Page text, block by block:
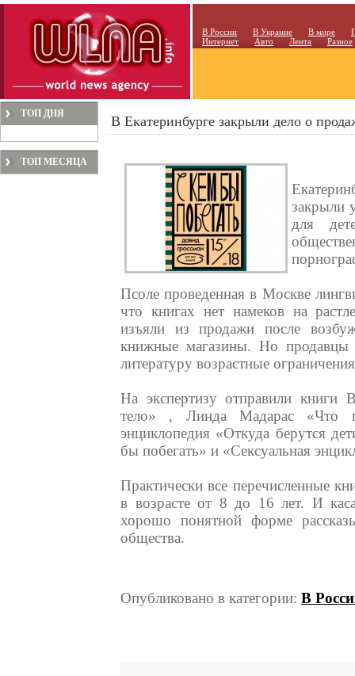
В России В Украине В мире
Интернет
Авто Лента Разное
ТОП ДНЯ
ТОП МЕСЯЦА
В Екатеринбурге закрыли дело о
закрыли
для
Псоле проведенная в Москве
что книгах нет намеков на
изъяли из продажи после
книжные магазины. Но продавцы
литературу возрастные
На экспертизу отправили книги
тело» , Линда Мадарас «Что
энциклопедия «Откуда берутся
бы побегать» и «Сексуальная
Практически все перечисленные
в возрасте от 8 до 16 лет. И
хорошо понятной форме
общества.
Опубликовано в категории: В